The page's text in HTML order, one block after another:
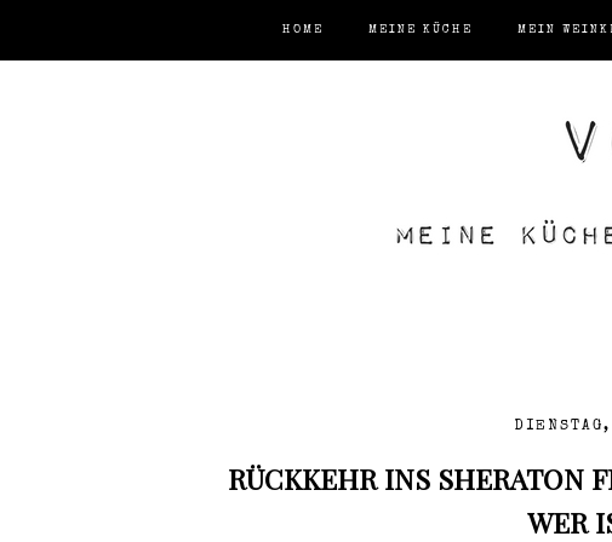
HOME MEINE KÜCHE MEIN
RÜCKKEHR INS SHERATON
WER